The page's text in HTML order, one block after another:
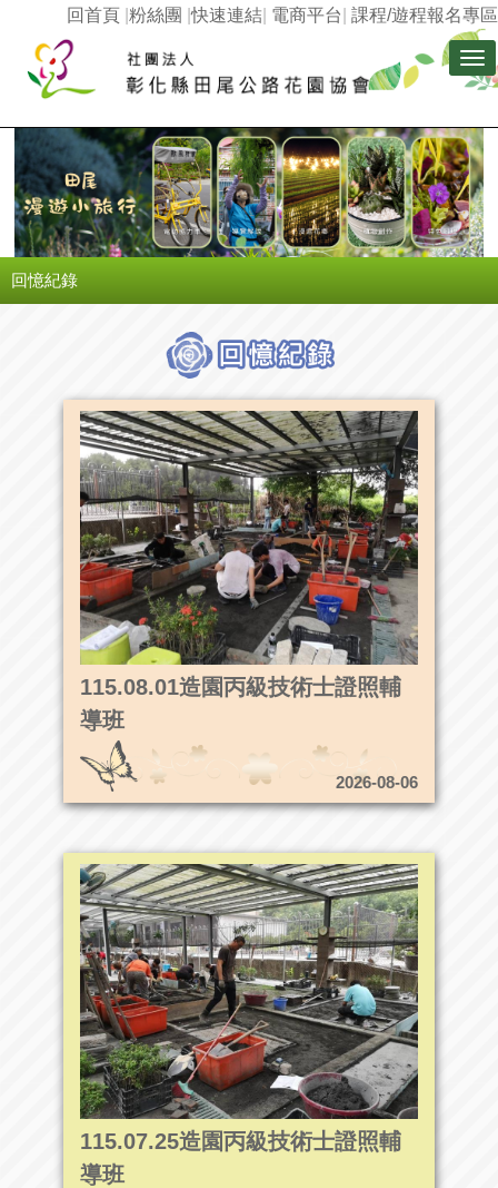
課程/遊程報名專區
電商平台
快速連結
粉絲團 |
回首頁
回憶紀錄
115.08.01造園丙級技術士證照輔
導班
2026-08-06
115.07.25造園丙級技術士證照輔
導班